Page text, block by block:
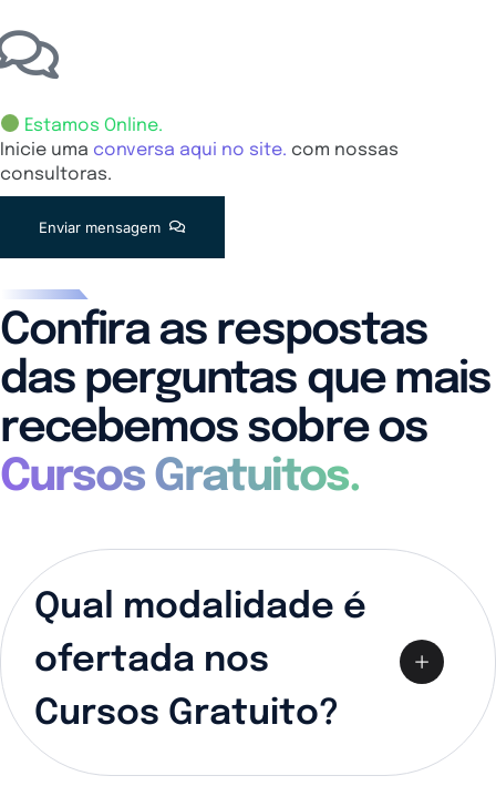
Estamos Online.
Inicie uma conversa aqui no site. com nossas
consultoras.
Enviar mensagem
Confira as respostas
das perguntas que mais
recebemos sobre os
Cursos Gratuitos.
Qual modalidade é
ofertada nos
Cursos Gratuito?